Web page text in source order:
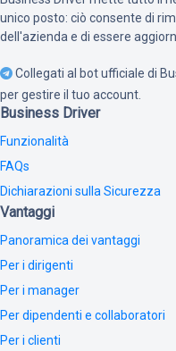
unico posto: ciò consente di
dell'azienda e di essere
Collegati al bot ufficiale di
per gestire il tuo account.
Business Driver
Funzionalità
FAQs
Dichiarazioni sulla Sicurezza
Vantaggi
Panoramica dei vantaggi
Per i dirigenti
Per i manager
Per dipendenti e collaboratori
Per i clienti